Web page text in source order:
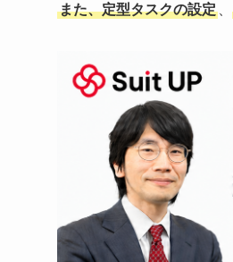
また、定型タスクの設定